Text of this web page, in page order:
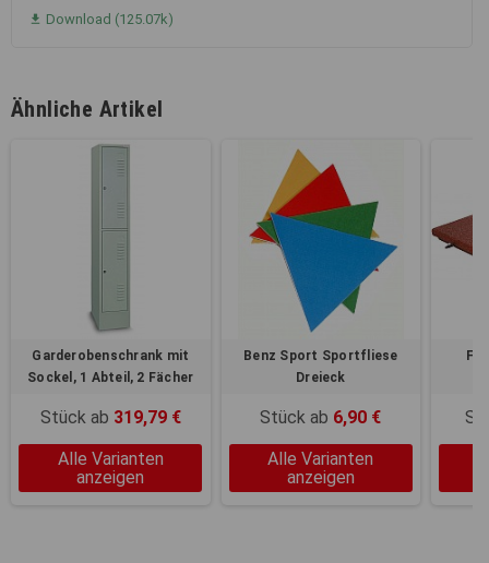
 Download (125.07k)
Ähnliche Artikel
Garderobenschrank mit
Sockel, 1 Abteil, 2 Fächer
Stück ab 319,79 €
Alle Varianten
anzeigen
Benz Sport Sportfliese
Dreieck
Stück ab 6,90 €
Alle Varianten
anzeigen